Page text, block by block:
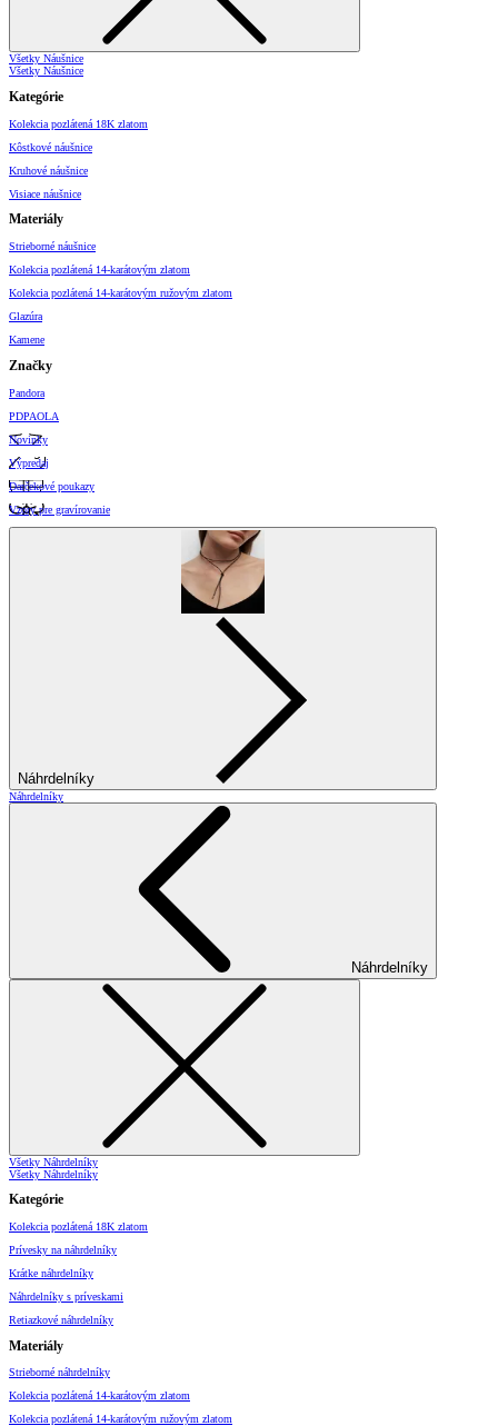
Všetky Náušnice
Všetky Náušnice
Kategórie
Kolekcia pozlátená 18K zlatom
Kôstkové náušnice
Kruhové náušnice
Visiace náušnice
Materiály
Strieborné náušnice
Kolekcia pozlátená 14-karátovým zlatom
Kolekcia pozlátená 14-karátovým ružovým zlatom
Glazúra
Kamene
Značky
Pandora
PDPAOLA
Novinky
Výpredaj
Darčekové poukazy
Vzory pre gravírovanie
Náhrdelníky
Náhrdelníky
Náhrdelníky
Všetky Náhrdelníky
Všetky Náhrdelníky
Kategórie
Kolekcia pozlátená 18K zlatom
Prívesky na náhrdelníky
Krátke náhrdelníky
Náhrdelníky s príveskami
Retiazkové náhrdelníky
Materiály
Strieborné náhrdelníky
Kolekcia pozlátená 14-karátovým zlatom
Kolekcia pozlátená 14-karátovým ružovým zlatom